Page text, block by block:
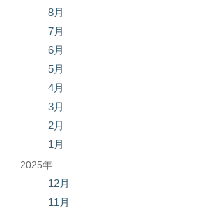
8月
7月
6月
5月
4月
3月
2月
1月
2025年
12月
11月